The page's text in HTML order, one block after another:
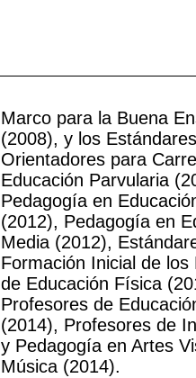
Marco para la Buena
(2008), y los Estándares
Orientadores para
Educación Parvularia
Pedagogía en
(2012), Pedagogía en
Media (2012),
Formación Inicial de los
de Educación Física
Profesores de
(2014), Profesores de
y Pedagogía en Artes
Música (2014).